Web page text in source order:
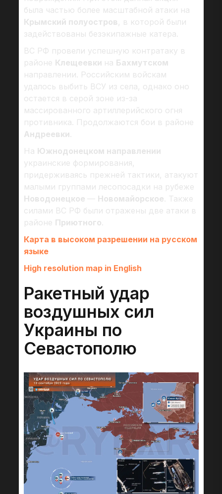
была частью более масштабной атаки на
Крымский полуостров, в которой были
задействованы безэкипажные катера.
ВС РФ провели успешную контратаку в
районе Клещеевки на Бахмутском
направлении. Российским войскам
удалось выбить ВСУ из села, однако оно
остается в серой зоне из-за
массированного артиллерийского огня
противника. Продолжаются бои в районе
Андреевки.
На Южнодонецком направлении
украинские формирования,
придерживаясь прежней тактики, атакуют
малыми группами лесопосадки на рубеже
Новодонецкое — Новомайорское. Также
силами ВС РФ были отражены две атаки в
районе Приютного.
Карта в высоком разрешении на русском
языке
High resolution map in English
Ракетный удар
воздушных сил
Украины по
Севастополю